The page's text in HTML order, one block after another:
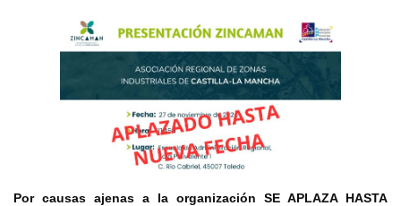
Por causas ajenas a la organización SE APLAZA HASTA